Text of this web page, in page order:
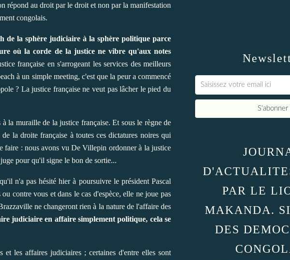
répond au droit par le droit et non par la manifestation
congolais.
de la sphère judiciaire à la sphère politique parce
où la corde de la justice ne vibre qu'aux notes
française en s'arrogeant les services des meilleurs
à un simple meeting, c'est que la peur a commencé
? La justice française ne veut pas lâcher le pied du
la muraille de la justice française. Et sous le règne de
la droite française à toutes ces dictatures noires qui
faire : nous avons vu De Villepin ordonner à la justice
pour qu'il signe le bon de sortie...
n'a pas hésité hier à poursuivre le président Pascal
contre vous et dans le cas d'espèce, elle ne joue pas
ne changeront rien à la nature de l'affaire des
judiciaire en affaire simplement politique, cela se
les affaires judiciaires ; certaines d'entre elles sont
PAR LE
MAKANDA.
DES